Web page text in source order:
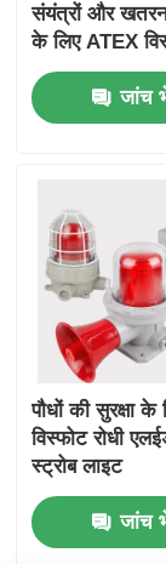
संयंत्रों और
के लिए ATEX
अलार्म लाइट
जांच
पौधों की सुरक्षा के
विस्फोट रोधी
स्ट्रोब लाइट
जांच